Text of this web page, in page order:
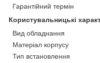
Гарантійний термін
Користувальницькі
Вид обладнання
Матеріал корпусу
Тип встановлення